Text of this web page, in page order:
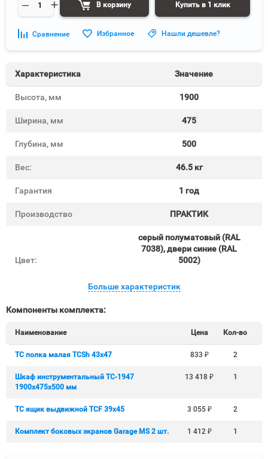
В корзину Купить в 1 клик
Сравнение Избранное Нашли дешевле?
Характеристика Значение
Высота, мм 1900
Ширина, мм 475
Глубина, мм 500
Вес: 46.5 кг
Гарантия 1 год
Производство ПРАКТИК
Цвет:
серый полуматовый (RAL
7038), двери синие (RAL
5002)
Больше характеристик
Компоненты комплекта:
Наименование Цена Кол-во
TC полка малая TCSh 43х47 833 ₽ 2
Шкаф инструментальный TC-1947
1900x475x500 мм
13 418₽ 1
TC ящик выдвижной TCF 39x45 3 055 ₽ 2
Комплект боковых экранов Garage MS 2 шт. 1 412 ₽ 1